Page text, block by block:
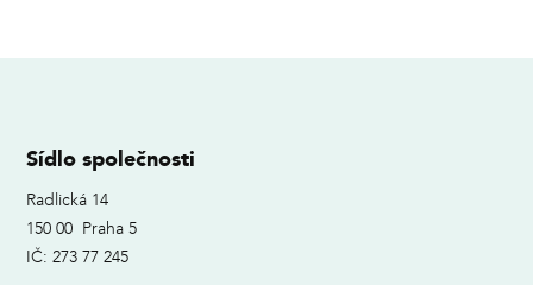
Sídlo společnosti
Radlická 14
150 00 Praha 5
IČ: 273 77 245